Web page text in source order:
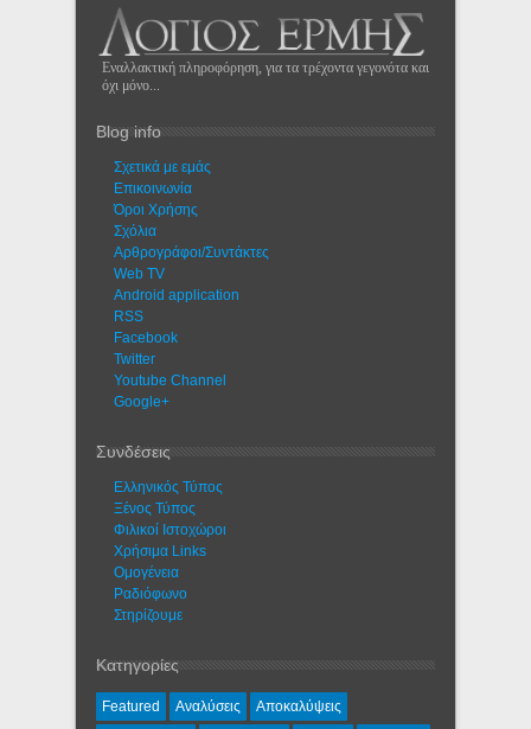
Εναλλακτική πληροφόρηση, για τα τρέχοντα γεγονότα και
όχι μόνο...
Blog info
Σχετικά με εμάς
Eπικοινωνία
Όροι Χρήσης
Σχόλια
Αρθρογράφοι/Συντάκτες
Web TV
Android application
RSS
Facebook
Twitter
Youtube Channel
Google+
Συνδέσεις
Ελληνικός Τύπος
Ξένος Τύπος
Φιλικοί Ιστοχώροι
Χρήσιμα Links
Ομογένεια
Ραδιόφωνο
Στηρίζουμε
Κατηγορίες
Featured Αναλύσεις Αποκαλύψεις